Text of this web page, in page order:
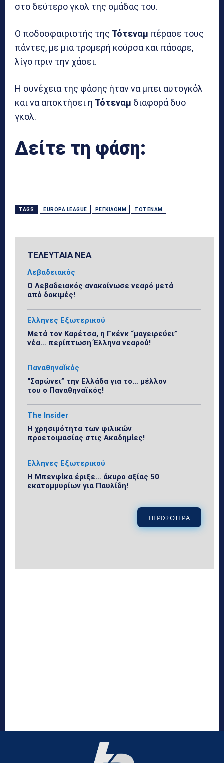
στο δεύτερο γκολ της ομάδας του.
Ο ποδοσφαιριστής της Τότεναμ πέρασε τους
πάντες, με μια τρομερή κούρσα και πάσαρε,
λίγο πριν την χάσει.
Η συνέχεια της φάσης ήταν να μπει αυτογκόλ
και να αποκτήσει η Τότεναμ διαφορά δυο
γκολ.
Δείτε τη φάση:
TAGS EUROPA LEAGUE ΡΕΓΚΙΛΌΝΜ ΤΌΤΕΝΑΜ
ΤΕΛΕΥΤΑΙΑ ΝΕΑ
Λεβαδειακός
Ο Λεβαδειακός ανακοίνωσε νεαρό μετά
από δοκιμές!
Ελληνες Εξωτερικού
Μετά τον Καρέτσα, η Γκένκ “μαγειρεύει”
νέα… περίπτωση Έλληνα νεαρού!
ΠαναθηναΪκός
“Σαρώνει” την Ελλάδα για το… μέλλον
του ο Παναθηναϊκός!
The Insider
Η χρησιμότητα των φιλικών
προετοιμασίας στις Ακαδημίες!
Ελληνες Εξωτερικού
Η Μπενφίκα έριξε… άκυρο αξίας 50
εκατομμυρίων για Παυλίδη!
ΠΕΡΙΣΣΟΤΕΡΑ